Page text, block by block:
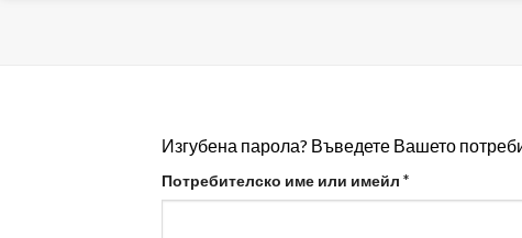
Изгубена парола? Въведете Вашето
Потребителско име или имейл *Задължително